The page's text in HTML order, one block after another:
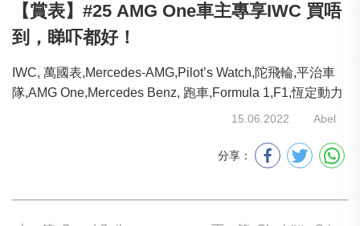
【賞表】#25 AMG One車主專享IWC 買唔
到，睇吓都好！
IWC, 萬國表,Mercedes-AMG,Pilot’s Watch,陀飛輪,平治車
隊,AMG One,Mercedes Benz, 跑車,Formula 1,F1,恆定動力
15.06.2022 Abel
分享：